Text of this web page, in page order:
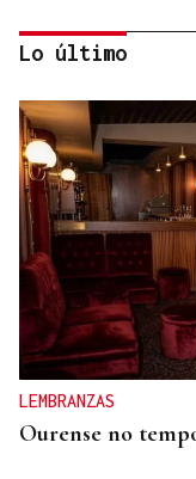
CONTROL DE
A Limia, “zona
Lo último
LEMBRANZAS
Ourense no